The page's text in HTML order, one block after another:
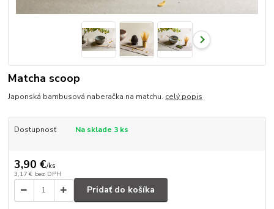
Matcha scoop
Japonská bambusová naberačka na matchu. celý popis
Dostupnosť Na sklade 3 ks
3,90 €/ks
3,17 € bez DPH
Pridať do košíka